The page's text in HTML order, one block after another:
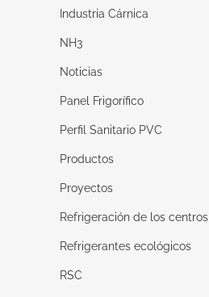
Industria Cárnica
NH3
Noticias
Panel Frigorífico
Perfil Sanitario PVC
Productos
Proyectos
Refrigeración de los
Refrigerantes ecológicos
RSC